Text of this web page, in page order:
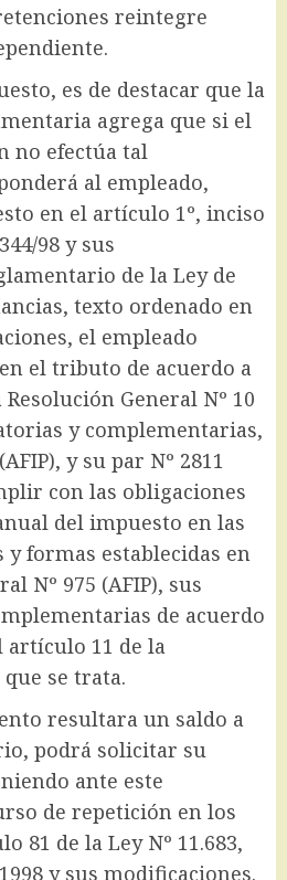
reintegre
es de destacar que la
agrega que si el
no efectúa tal
al empleado,
en el artículo 1º, inciso
98 y sus
de la Ley de
texto ordenado en
el empleado
el tributo de acuerdo a
General Nº 10
y complementarias,
y su par Nº 2811
con las obligaciones
del impuesto en las
y formas establecidas en
Nº 975 (AFIP), sus
de acuerdo
artículo 11 de la
se trata.
resultara un saldo a
podrá solicitar su
ante este
de repetición en los
81 de la Ley Nº 11.683,
y sus modificaciones.